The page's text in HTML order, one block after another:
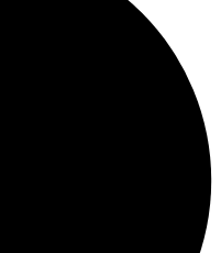
iki şekilde